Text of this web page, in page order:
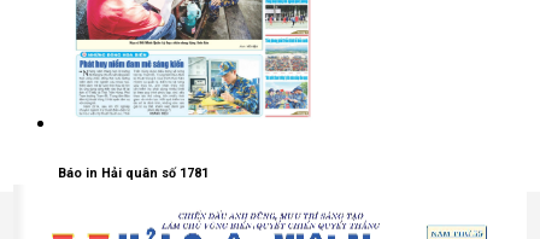
Báo in Hải quân số 1781
03/06/2026